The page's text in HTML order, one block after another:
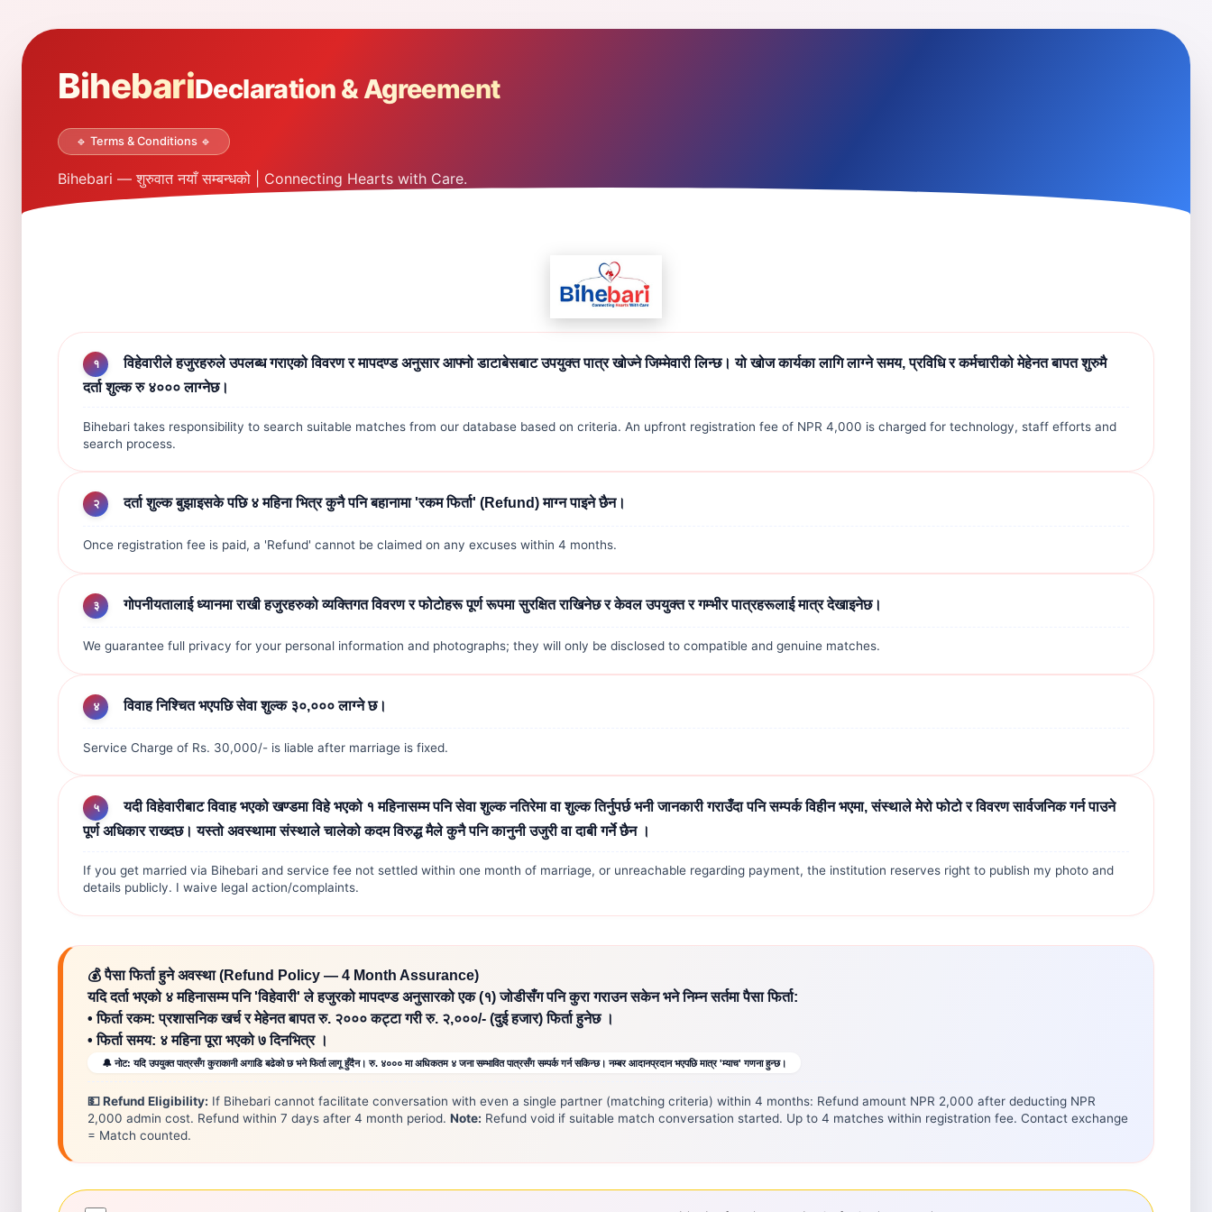
BihebariDeclaration & Agreement
🔹 Terms & Conditions 🔹
Bihebari — शुरुवात नयाँ सम्बन्धको | Connecting Hearts with Care.
१
विहेवारीले हजुरहरुले उपलब्ध गराएको विवरण र मापदण्ड अनुसार आफ्नो डाटाबेसबाट उपयुक्त पात्र खोज्ने जिम्मेवारी लिन्छ। यो खोज कार्यका लागि लाग्ने समय, प्रविधि र कर्मचारीको मेहेनत बापत शुरुमै
दर्ता शुल्क रु ४००० लाग्नेछ।
Bihebari takes responsibility to search suitable matches from our database based on criteria. An upfront registration fee of NPR 4,000 is charged for technology, staff efforts and
search process.
२ दर्ता शुल्क बुझाइसके पछि ४ महिना भित्र कुनै पनि बहानामा 'रकम फिर्ता' (Refund) माग्न पाइने छैन।
Once registration fee is paid, a 'Refund' cannot be claimed on any excuses within 4 months.
३ गोपनीयतालाई ध्यानमा राखी हजुरहरुको व्यक्तिगत विवरण र फोटोहरू पूर्ण रूपमा सुरक्षित राखिनेछ र केवल उपयुक्त र गम्भीर पात्रहरूलाई मात्र देखाइनेछ।
We guarantee full privacy for your personal information and photographs; they will only be disclosed to compatible and genuine matches.
४ विवाह निश्चित भएपछि सेवा शुल्क ३०,००० लाग्ने छ।
Service Charge of Rs. 30,000/- is liable after marriage is fixed.
५
यदी विहेवारीबाट विवाह भएको खण्डमा विहे भएको १ महिनासम्म पनि सेवा शुल्क नतिरेमा वा शुल्क तिर्नुपर्छ भनी जानकारी गराउँदा पनि सम्पर्क विहीन भएमा, संस्थाले मेरो फोटो र विवरण सार्वजनिक गर्न पाउने
पूर्ण अधिकार राख्दछ। यस्तो अवस्थामा संस्थाले चालेको कदम विरुद्ध मैले कुनै पनि कानुनी उजुरी वा दाबी गर्ने छैन ।
If you get married via Bihebari and service fee not settled within one month of marriage, or unreachable regarding payment, the institution reserves right to publish my photo and
details publicly. I waive legal action/complaints.
💰 पैसा फिर्ता हुने अवस्था (Refund Policy — 4 Month Assurance)
यदि दर्ता भएको ४ महिनासम्म पनि 'विहेवारी' ले हजुरको मापदण्ड अनुसारको एक (१) जोडीसँग पनि कुरा गराउन सकेन भने निम्न सर्तमा पैसा फिर्ता:
• फिर्ता रकम: प्रशासनिक खर्च र मेहेनत बापत रु. २००० कट्टा गरी रु. २,०००/- (दुई हजार) फिर्ता हुनेछ ।
• फिर्ता समय: ४ महिना पूरा भएको ७ दिनभित्र ।
🔔 नोट: यदि उपयुक्त पात्रसँग कुराकानी अगाडि बढेको छ भने फिर्ता लागू हुँदैन। रु. ४००० मा अधिकतम ४ जना सम्भावित पात्रसँग सम्पर्क गर्न सकिन्छ। नम्बर आदानप्रदान भएपछि मात्र 'म्याच' गणना हुन्छ।
💵 Refund Eligibility: If Bihebari cannot facilitate conversation with even a single partner (matching criteria) within 4 months: Refund amount NPR 2,000 after deducting NPR
2,000 admin cost. Refund within 7 days after 4 month period.Note: Refund void if suitable match conversation started. Up to 4 matches within registration fee. Contact exchange
= Match counted.